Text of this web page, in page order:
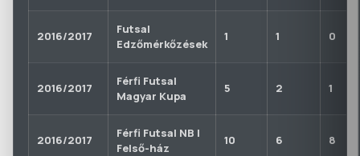
2016/2017
Futsal
Edzőmérkőzések
1 1 0
2016/2017
Férfi Futsal
Magyar Kupa
5 2 1
2016/2017
Férfi Futsal NB I
Felső-ház
10 6 8